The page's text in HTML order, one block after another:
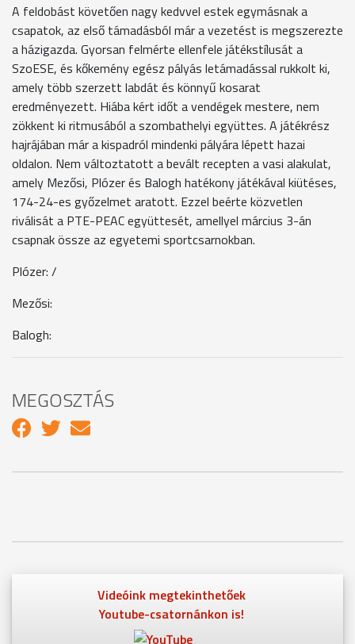
A feldobást követően nagy kedvvel estek egymásnak a
csapatok, az első támadásból már a vezetést is megszerezte
a házigazda. Gyorsan felmérte ellenfele játékstílusát a
SzoESE, és kőkemény egész pályás letámadással rukkolt ki,
amely több szerzett labdát és könnyű kosarat
eredményezett. Hiába kért időt a vendégek mestere, nem
zökkent ki ritmusából a szombathelyi együttes. A játékrész
hajrájában már a kispadról mindenki pályára lépett hazai
oldalon. Nem változtatott a bevált recepten a vasi alakulat,
amely Mezősi, Plózer és Balogh hatékony játékával kiütéses,
174-24-es győzelmet aratott. Ezzel beérte közvetlen
riválisát a PTE-PEAC együttesét, amellyel március 3-án
csapnak össze az egyetemi sportcsarnokban.
Plózer: /
Mezősi:
Balogh:
MEGOSZTÁS
Videóink megtekinthetőek
Youtube-csatornánkon is!